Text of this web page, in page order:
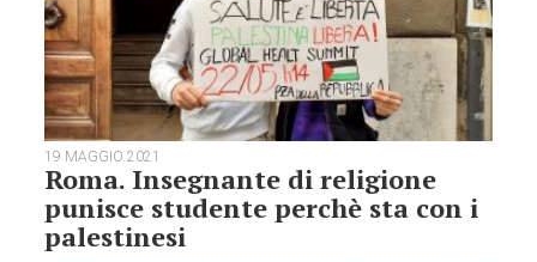
19 MAGGIO 2021
Roma. Insegnante di religione
punisce studente perchè sta con i
palestinesi